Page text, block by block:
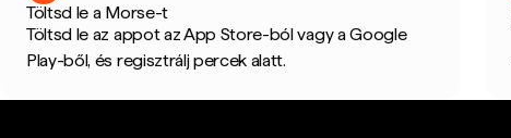
Töltsd le a Morse-t
Töltsd le az appot az App Store-ból vagy a Google
Play-ből, és regisztrálj percek alatt.